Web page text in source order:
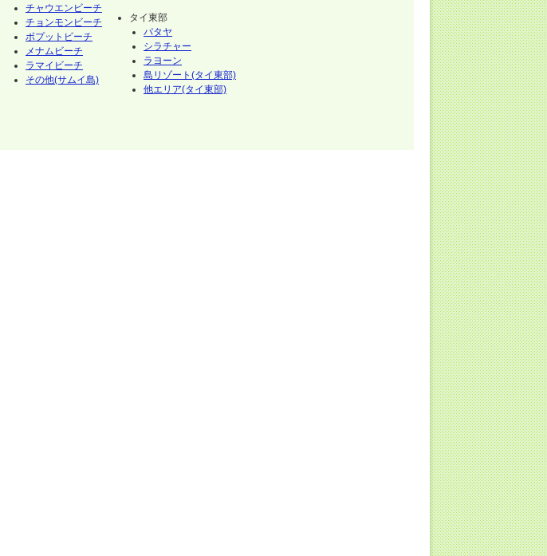
チャウエンビーチ
チョンモンビーチ
ボプットビーチ
メナムビーチ
ラマイビーチ
その他(サムイ島)
タイ東部
パタヤ
シラチャー
ラヨーン
島リゾート(タイ東部)
他エリア(タイ東部)